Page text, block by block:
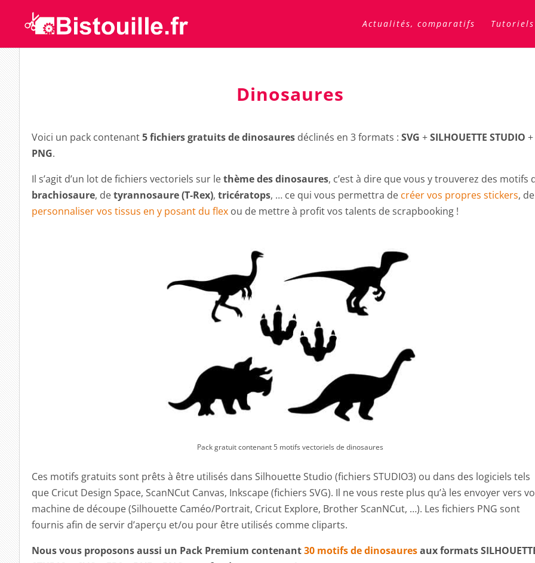
Actualités, comparatifs Tutoriels
Dinosaures
Voici un pack contenant5 fichiers gratuits de dinosaures déclinés en 3 formats : SVG +SILHOUETTE STUDIO +
PNG.
Il s’agit d’un lot de fichiers vectoriels sur lethème des dinosaures, c’est à dire que vous y trouverez des motifs
brachiosaure, detyrannosaure (T-Rex), tricératops, … ce qui vous permettra de créer vos propres stickers, de
personnaliser vos tissus en y posant du flex ou de mettre à profit vos talents de scrapbooking !
Pack gratuit contenant 5 motifs vectoriels de dinosaures
Ces motifs gratuits sont prêts à être utilisés dans Silhouette Studio (fichiers STUDIO3) ou dans des logiciels tels
que Cricut Design Space, ScanNCut Canvas, Inkscape (fichiers SVG). Il ne vous reste plus qu’à les envoyer vers
machine de découpe (Silhouette Caméo/Portrait, Cricut Explore, Brother ScanNCut, …). Les fichiers PNG sont
fournis afin de servir d’aperçu et/ou pour être utilisés comme cliparts.
Nous vous proposons aussi un Pack Premium contenant30 motifs de dinosauresaux formats